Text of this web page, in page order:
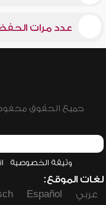
عدد مرات
جميع الحقوق محفوظة © 2026 - 1998 لشبكة
وثيقة الخصوصية
لغات الموقع:
عربي
Español